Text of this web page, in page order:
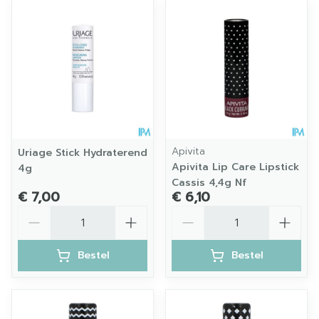
Uriage Stick Hydraterend
4g
€ 7,00
Bestel
Apivita
Apivita Lip Care Lipstick
Cassis 4,4g Nf
€ 6,10
Bestel